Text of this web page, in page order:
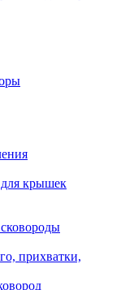
крышек
прихватки,